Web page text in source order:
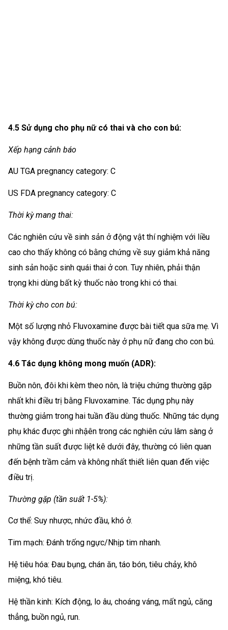
4.5 Sử dụng cho phụ nữ có thai và cho con bú:
Xếp hạng cảnh báo
AU TGA pregnancy category: C
US FDA pregnancy category: C
Thời kỳ mang thai:
Các nghiên cứu về sinh sản ở động vật thí nghiệm với liều
cao cho thấy không có bằng chứng về suy giảm khả năng
sinh sản hoặc sinh quái thai ở con. Tuy nhiên, phải thận
trọng khi dùng bất kỳ thuốc nào trong khi có thai.
Thời kỳ cho con bú:
Một số lượng nhỏ Fluvoxamine được bài tiết qua sữa mẹ. Vì
vậy không được dùng thuốc này ở phụ nữ đang cho con bú.
4.6 Tác dụng không mong muốn (ADR):
Buồn nôn, đôi khi kèm theo nôn, là triệu chứng thường gặp
nhất khi điều trị bằng Fluvoxamine. Tác dụng phụ này
thường giảm trong hai tuần đầu dùng thuốc. Những tác dụng
phụ khác được ghi nhậên trong các nghiên cứu lâm sàng ở
những tần suất được liệt kê dưới đây, thường có liên quan
đến bệnh trầm cảm và không nhất thiết liên quan đến việc
điều trị.
Thường gặp (tần suất 1-5%):
Cơ thể: Suy nhược, nhức đầu, khó ở.
Tim mạch: Đánh trống ngực/Nhịp tim nhanh.
Hệ tiêu hóa: Đau bụng, chán ăn, táo bón, tiêu chảy, khô
miệng, khó tiêu.
Hệ thần kinh: Kích động, lo âu, choáng váng, mất ngủ, căng
thẳng, buồn ngủ, run.